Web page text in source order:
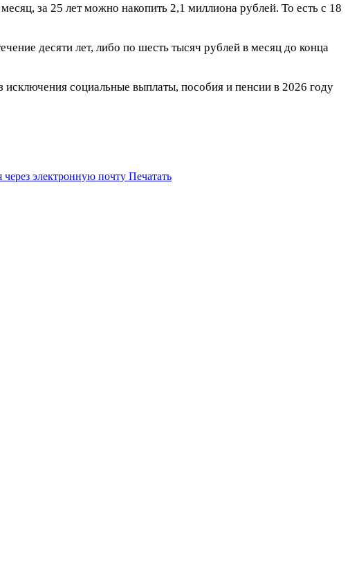
за 25 лет можно накопить 2,1 миллиона рублей. То есть с 18
десяти лет, либо по шесть тысяч рублей в месяц до конца
исключения социальные выплаты, пособия и пенсии в 2026 году
через электронную почту Печатать